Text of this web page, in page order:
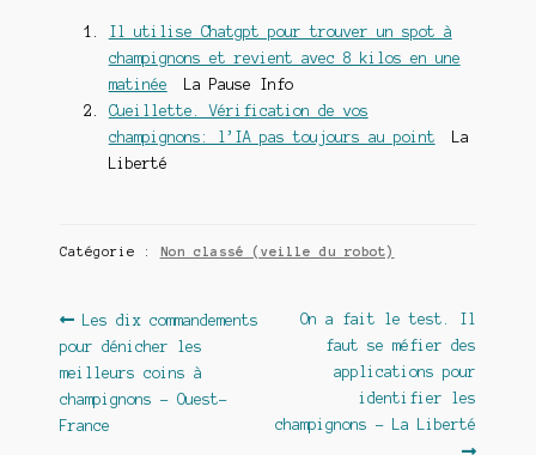
Il utilise Chatgpt pour trouver un spot à
champignons et revient avec 8 kilos en une
matinée La Pause Info
Cueillette. Vérification de vos
champignons: l’IA pas toujours au point La
Liberté
Catégorie : Non classé (veille du robot)
Navigation
de
l’article
Article
précédent :
Les dix commandements
pour dénicher les
meilleurs coins à
champignons – Ouest-
France
Article
suivant :
On a fait le test. Il
faut se méfier des
applications pour
identifier les
champignons – La Liberté